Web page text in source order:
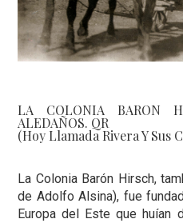
LA COLONIA BARON
ALEDAÑOS. QR
(Hoy Llamada Rivera Y Sus
La Colonia Barón Hirsch,
de Adolfo Alsina), fue
Europa del Este que huían